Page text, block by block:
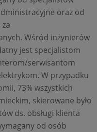
oraz od
Wśród inżynierów
jest specjalistom
serwisantom
W przypadku
73% wszystkich
skierowane było
ds. obsługi klienta
od osób